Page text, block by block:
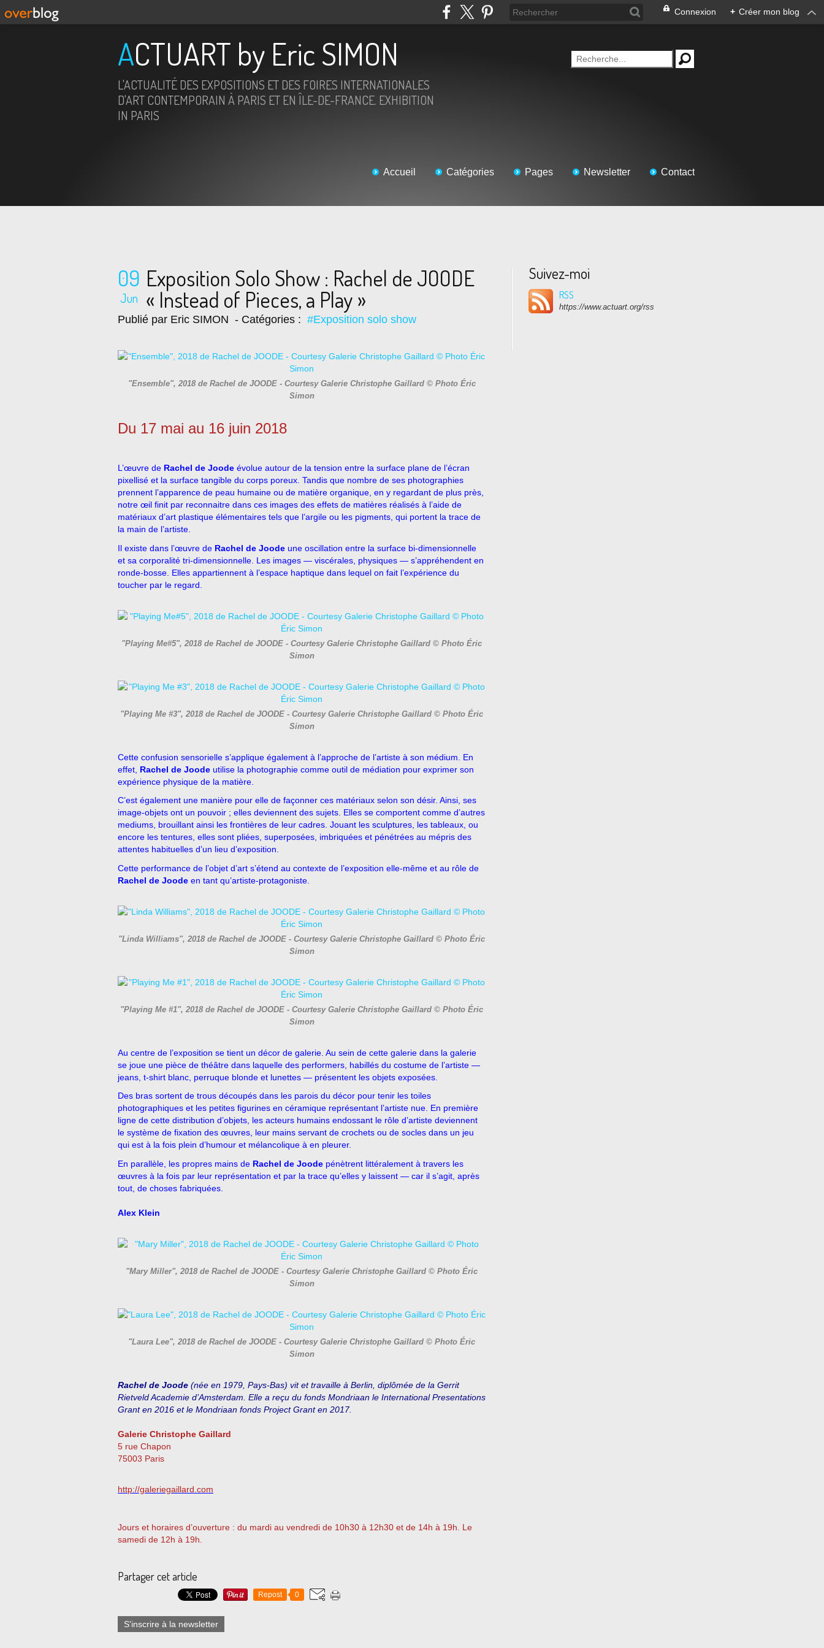
Connexion + Créer mon blog
ACTUART by Eric SIMON
L'ACTUALITÉ DES EXPOSITIONS ET DES FOIRES INTERNATIONALES
D'ART CONTEMPORAIN À PARIS ET EN ÎLE-DE-FRANCE. EXHIBITION
IN PARIS
Accueil Catégories Pages Newsletter Contact
09
Jun
Exposition Solo Show : Rachel de JOODE
« Instead of Pieces, a Play »
Publié par Eric SIMON - Catégories : #Exposition solo show
"Ensemble", 2018 de Rachel de JOODE - Courtesy Galerie Christophe Gaillard © Photo Éric
Simon
Du 17 mai au 16 juin 2018
L’œuvre de Rachel de Joode évolue autour de la tension entre la surface plane de l’écran
pixellisé et la surface tangible du corps poreux. Tandis que nombre de ses photographies
prennent l’apparence de peau humaine ou de matière organique, en y regardant de plus près,
notre œil finit par reconnaitre dans ces images des effets de matières réalisés à l’aide de
matériaux d’art plastique élémentaires tels que l’argile ou les pigments, qui portent la trace de
la main de l’artiste.
Il existe dans l’œuvre de Rachel de Joode une oscillation entre la surface bi-dimensionnelle
et sa corporalité tri-dimensionnelle. Les images — viscérales, physiques — s’appréhendent en
ronde-bosse. Elles appartiennent à l’espace haptique dans lequel on fait l’expérience du
toucher par le regard.
"Playing Me#5", 2018 de Rachel de JOODE - Courtesy Galerie Christophe Gaillard © Photo Éric
Simon
"Playing Me #3", 2018 de Rachel de JOODE - Courtesy Galerie Christophe Gaillard © Photo Éric
Simon
Cette confusion sensorielle s’applique également à l’approche de l’artiste à son médium. En
effet, Rachel de Joode utilise la photographie comme outil de médiation pour exprimer son
expérience physique de la matière.
C’est également une manière pour elle de façonner ces matériaux selon son désir. Ainsi, ses
image-objets ont un pouvoir ; elles deviennent des sujets. Elles se comportent comme d’autres
mediums, brouillant ainsi les frontières de leur cadres. Jouant les sculptures, les tableaux, ou
encore les tentures, elles sont pliées, superposées, imbriquées et pénétrées au mépris des
attentes habituelles d’un lieu d’exposition.
Cette performance de l’objet d’art s’étend au contexte de l’exposition elle-même et au rôle de
Rachel de Joode en tant qu’artiste-protagoniste.
"Linda Williams", 2018 de Rachel de JOODE - Courtesy Galerie Christophe Gaillard © Photo Éric
Simon
"Playing Me #1", 2018 de Rachel de JOODE - Courtesy Galerie Christophe Gaillard © Photo Éric
Simon
Au centre de l’exposition se tient un décor de galerie. Au sein de cette galerie dans la galerie
se joue une pièce de théâtre dans laquelle des performers, habillés du costume de l’artiste —
jeans, t-shirt blanc, perruque blonde et lunettes — présentent les objets exposées.
Des bras sortent de trous découpés dans les parois du décor pour tenir les toiles
photographiques et les petites figurines en céramique représentant l’artiste nue. En première
ligne de cette distribution d’objets, les acteurs humains endossant le rôle d’artiste deviennent
le système de fixation des œuvres, leur mains servant de crochets ou de socles dans un jeu
qui est à la fois plein d’humour et mélancolique à en pleurer.
En parallèle, les propres mains de Rachel de Joode pénètrent littéralement à travers les
œuvres à la fois par leur représentation et par la trace qu’elles y laissent — car il s’agit, après
tout, de choses fabriquées.
Alex Klein
"Mary Miller", 2018 de Rachel de JOODE - Courtesy Galerie Christophe Gaillard © Photo Éric
Simon
"Laura Lee", 2018 de Rachel de JOODE - Courtesy Galerie Christophe Gaillard © Photo Éric
Simon
Rachel de Joode (née en 1979, Pays-Bas) vit et travaille à Berlin, diplômée de la Gerrit
Rietveld Academie d’Amsterdam. Elle a reçu du fonds Mondriaan le International Presentations
Grant en 2016 et le Mondriaan fonds Project Grant en 2017.
Galerie Christophe Gaillard
5 rue Chapon
75003 Paris
http://galeriegaillard.com
Jours et horaires d’ouverture : du mardi au vendredi de 10h30 à 12h30 et de 14h à 19h. Le
samedi de 12h à 19h.
Partager cet article
Repost 0
S'inscrire à la newsletter
Suivez-moi
RSS
https://www.actuart.org/rss